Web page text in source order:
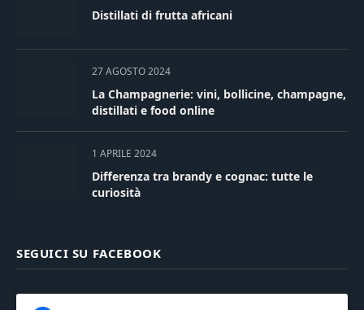
Distillati di frutta africani
27 AGOSTO 2024
La Champagnerie: vini, bollicine, champagne,
distillati e food online
1 APRILE 2024
Differenza tra brandy e cognac: tutte le
curiosità
SEGUICI SU FACEBOOK